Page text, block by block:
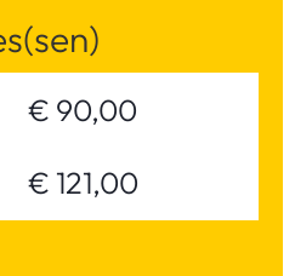
€ 90,00
€ 121,00